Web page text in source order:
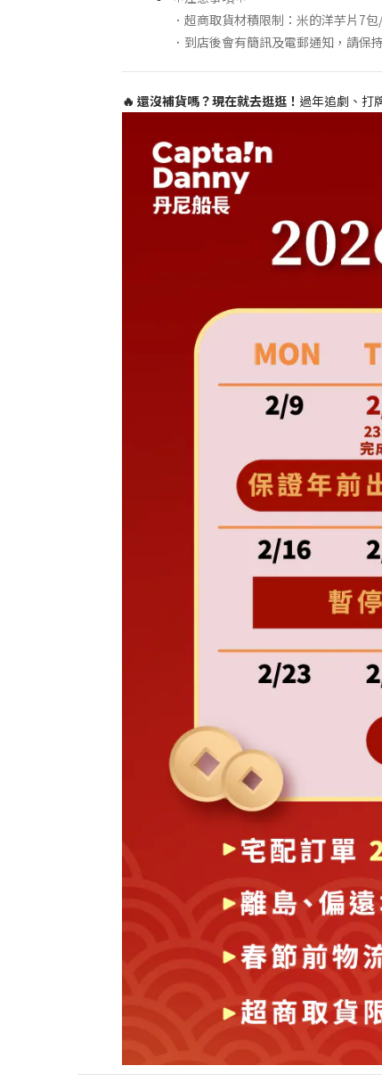
．超商取貨材積限制：米的洋芋片7
．到店後會有簡訊及電郵通知，請保
🔥 還沒補貨嗎？現在就去逛逛！ 過年追劇、打